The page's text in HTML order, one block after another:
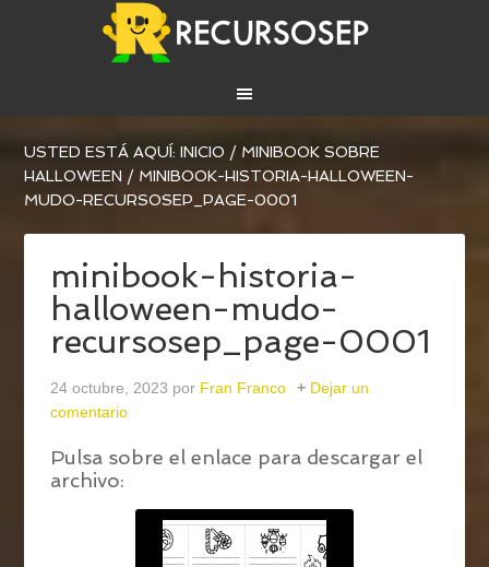
USTED ESTÁ AQUÍ:INICIO / MINIBOOK SOBRE
HALLOWEEN / MINIBOOK-HISTORIA-HALLOWEEN-
MUDO-RECURSOSEP_PAGE-0001
minibook-historia-
halloween-mudo-
recursosep_page-0001
24 octubre, 2023 por Fran Franco
Dejar un
comentario
Pulsa sobre el enlace para descargar el
archivo: